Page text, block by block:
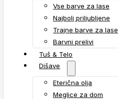
Vse barve za lase
Najbolj priljubljene
Trajne barve za lase
Barvni prelivi
Tuš & Telo
Dišave
Eterična olja
Meglice za dom